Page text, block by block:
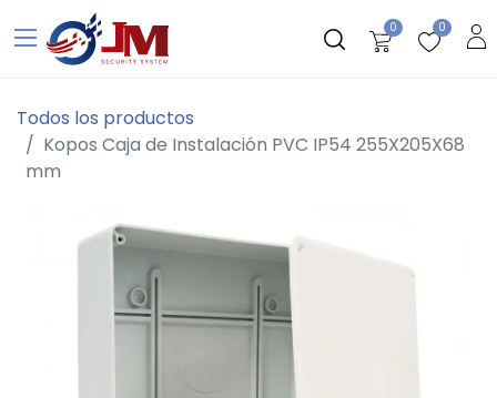
0 0
Todos los productos
Kopos Caja de Instalación PVC IP54 255X205X68
mm